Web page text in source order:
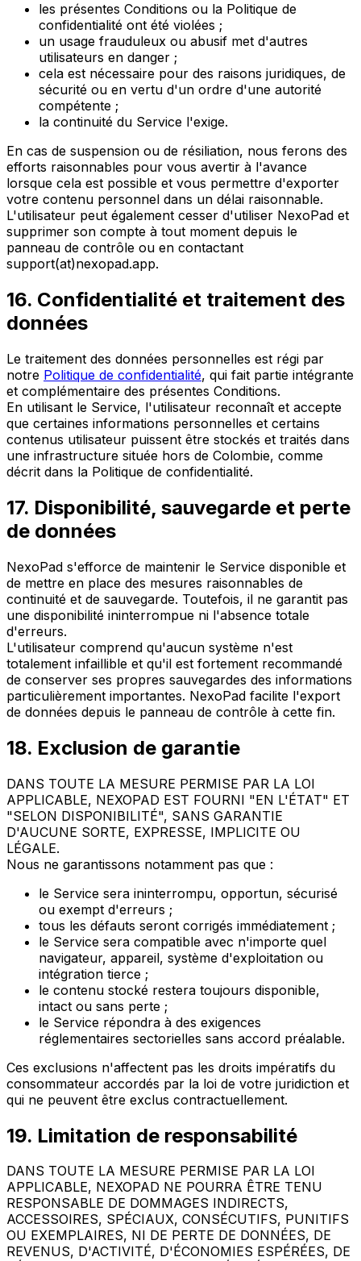
les présentes Conditions ou la Politique de
confidentialité ont été violées ;
un usage frauduleux ou abusif met d'autres
utilisateurs en danger ;
cela est nécessaire pour des raisons juridiques, de
sécurité ou en vertu d'un ordre d'une autorité
compétente ;
la continuité du Service l'exige.
En cas de suspension ou de résiliation, nous ferons des
efforts raisonnables pour vous avertir à l'avance
lorsque cela est possible et vous permettre d'exporter
votre contenu personnel dans un délai raisonnable.
L'utilisateur peut également cesser d'utiliser NexoPad et
supprimer son compte à tout moment depuis le
panneau de contrôle ou en contactant
support(at)nexopad.app.
16. Confidentialité et traitement des
données
Le traitement des données personnelles est régi par
notre Politique de confidentialité, qui fait partie intégrante
et complémentaire des présentes Conditions.
En utilisant le Service, l'utilisateur reconnaît et accepte
que certaines informations personnelles et certains
contenus utilisateur puissent être stockés et traités dans
une infrastructure située hors de Colombie, comme
décrit dans la Politique de confidentialité.
17. Disponibilité, sauvegarde et perte
de données
NexoPad s'efforce de maintenir le Service disponible et
de mettre en place des mesures raisonnables de
continuité et de sauvegarde. Toutefois, il ne garantit pas
une disponibilité ininterrompue ni l'absence totale
d'erreurs.
L'utilisateur comprend qu'aucun système n'est
totalement infaillible et qu'il est fortement recommandé
de conserver ses propres sauvegardes des informations
particulièrement importantes. NexoPad facilite l'export
de données depuis le panneau de contrôle à cette fin.
18. Exclusion de garantie
DANS TOUTE LA MESURE PERMISE PAR LA LOI
APPLICABLE, NEXOPAD EST FOURNI "EN L'ÉTAT" ET
"SELON DISPONIBILITÉ", SANS GARANTIE
D'AUCUNE SORTE, EXPRESSE, IMPLICITE OU
LÉGALE.
Nous ne garantissons notamment pas que :
le Service sera ininterrompu, opportun, sécurisé
ou exempt d'erreurs ;
tous les défauts seront corrigés immédiatement ;
le Service sera compatible avec n'importe quel
navigateur, appareil, système d'exploitation ou
intégration tierce ;
le contenu stocké restera toujours disponible,
intact ou sans perte ;
le Service répondra à des exigences
réglementaires sectorielles sans accord préalable.
Ces exclusions n'affectent pas les droits impératifs du
consommateur accordés par la loi de votre juridiction et
qui ne peuvent être exclus contractuellement.
19. Limitation de responsabilité
DANS TOUTE LA MESURE PERMISE PAR LA LOI
APPLICABLE, NEXOPAD NE POURRA ÊTRE TENU
RESPONSABLE DE DOMMAGES INDIRECTS,
ACCESSOIRES, SPÉCIAUX, CONSÉCUTIFS, PUNITIFS
OU EXEMPLAIRES, NI DE PERTE DE DONNÉES, DE
REVENUS, D'ACTIVITÉ, D'ÉCONOMIES ESPÉRÉES, DE